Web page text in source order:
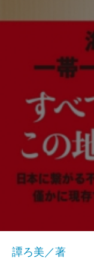
譚ろ美／著